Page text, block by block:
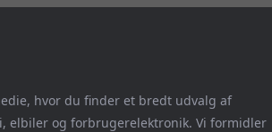
hvor du finder et bredt udvalg af
elbiler og forbrugerelektronik. Vi formidler